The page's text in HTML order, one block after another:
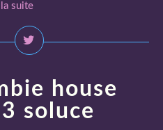
la suite
house
soluce